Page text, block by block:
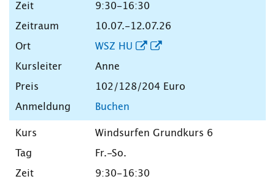
9:30-16:30
10.07.-12.07.26
WSZ HU
Anne
102/128/204 Euro
Buchen
Windsurfen Grundkurs 6
Fr.-So.
9:30-16:30